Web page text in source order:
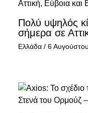
Πολύ υψηλός
σήμερα σε
Ελλάδα / 6